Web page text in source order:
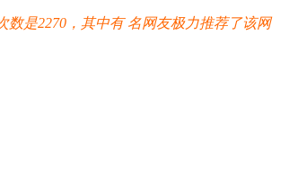
数是2270，其中有名网友极力推荐了该网